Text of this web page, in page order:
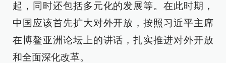
起，同时还包括多元化的发展等。在此时期，
中国应该首先扩大对外开放，按照习近平主席
在博鳌亚洲论坛上的讲话，扎实推进对外开放
和全面深化改革。